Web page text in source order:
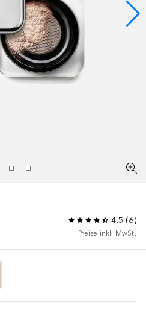
4.5 (6)
Preise inkl. MwSt.